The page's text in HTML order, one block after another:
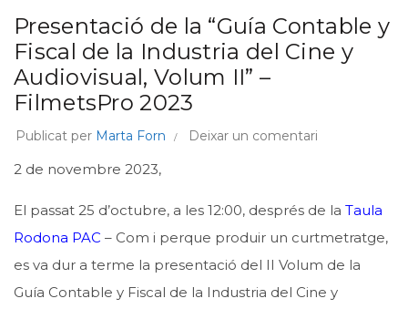
Presentació de la “Guía Contable y
Fiscal de la Industria del Cine y
Audiovisual, Volum II” –
FilmetsPro 2023
Publicat per Marta Forn Deixar un comentari
2 de novembre 2023,
El passat 25 d’octubre, a les 12:00, després de la Taula
Rodona PAC – Com i perque produir un curtmetratge,
es va dur a terme la presentació del II Volum de la
Guía Contable y Fiscal de la Industria del Cine y